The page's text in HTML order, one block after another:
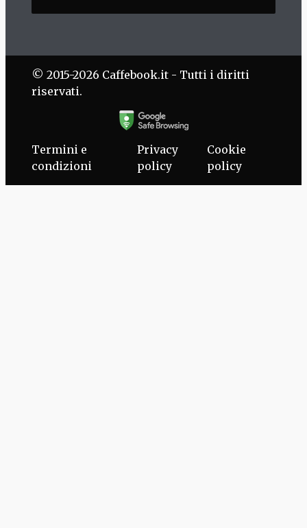
© 2015-2026 Caffebook.it - Tutti i diritti
riservati.
Termini e
condizioni
Privacy
policy
Cookie
policy